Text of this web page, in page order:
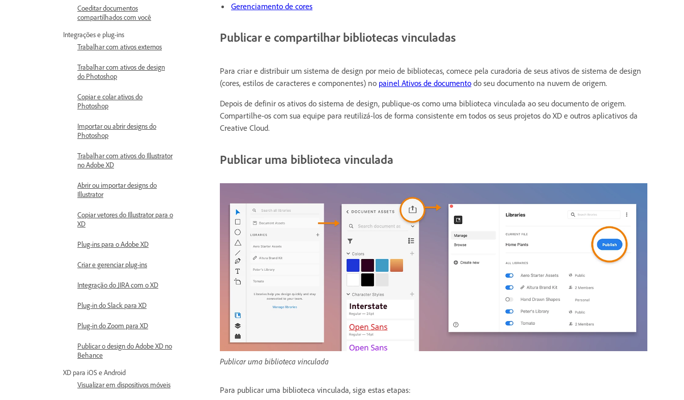
Coeditar documentos
compartilhados com você
Integrações e plug-ins
Trabalhar com ativos externos
Trabalhar com ativos de design
do Photoshop
Copiar e colar ativos do
Photoshop
Importar ou abrir designs do
Photoshop
Trabalhar com ativos do Illustrator
no Adobe XD
Abrir ou importar designs do
Illustrator
Copiar vetores do Illustrator para o
XD
Plug-ins para o Adobe XD
Criar e gerenciar plug-ins
Integração do JIRA com o XD
Plug-in do Slack para XD
Plug-in do Zoom para XD
Publicar o design do Adobe XD no
Behance
XD para iOS e Android
Visualizar em dispositivos móveis
Gerenciamento de cores
Publicar e compartilhar bibliotecas vinculadas
Para criar e distribuir um sistema de design por meio de bibliotecas, comece pela curadoria de seus ativos de sistema de design
(cores, estilos de caracteres e componentes) no painel Ativos de documento do seu documento na nuvem de origem.
Depois de definir os ativos do sistema de design, publique-os como uma biblioteca vinculada ao seu documento de origem.
Compartilhe-os com sua equipe para reutilizá-los de forma consistente em todos os seus projetos do XD e outros aplicativos da
Creative Cloud.
Publicar uma biblioteca vinculada
Publicar uma biblioteca vinculada
Para publicar uma biblioteca vinculada, siga estas etapas: